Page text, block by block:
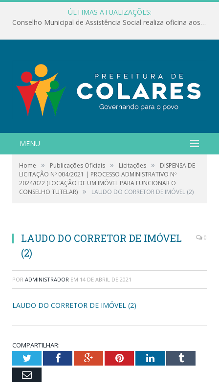
ÚLTIMAS ATUALIZAÇÕES:
Conselho Municipal de Assistência Social realiza oficina aos servidores
MENU
Home » Publicações Oficiais » Licitações »
DISPENSA DE
LICITAÇÃO Nº 004/2021 | PROCESSO ADMINISTRATIVO Nº
2024/022 (LOCAÇÃO DE UM IMÓVEL PARA FUNCIONAR O
CONSELHO TUTELAR) » LAUDO DO CORRETOR DE IMÓVEL (2)
LAUDO DO CORRETOR DE IMÓVEL
(2)
0
POR ADMINISTRADOR EM 14 DE ABRIL DE 2021
LAUDO DO CORRETOR DE IMÓVEL (2)
COMPARTILHAR:
TwitterFacebookGoogle+PinterestLinkedInTumblr
Email